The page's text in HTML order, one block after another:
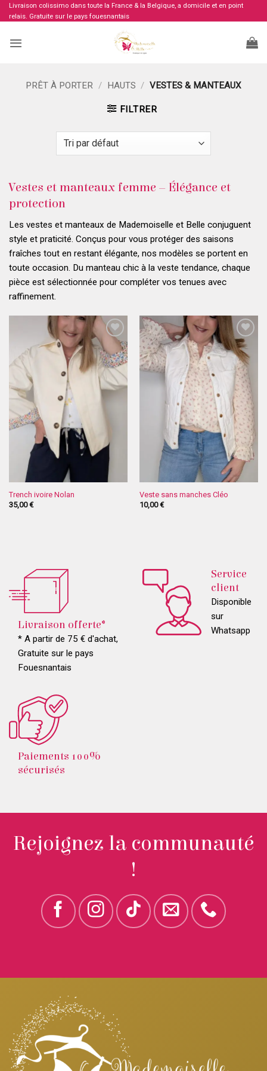
Passer
au
Livraison colissimo dans toute la France & la Belgique, a domicile et en point
relais. Gratuite sur le pays fouesnantais
PRÊT À PORTER / HAUTS / VESTES & MANTEAUX
FILTRER
Vestes et manteaux femme – Élégance et
protection
Les vestes et manteaux de Mademoiselle et Belle conjuguent
style et praticité. Conçus pour vous protéger des saisons
fraîches tout en restant élégante, nos modèles se portent en
toute occasion. Du manteau chic à la veste tendance, chaque
pièce est sélectionnée pour compléter vos tenues avec
raffinement.
Trench ivoire Nolan
35,00€
Veste sans manches Cléo
10,00€
Livraison offerte*
* A partir de 75 € d'achat,
Gratuite sur le pays
Fouesnantais
Service
client
Disponible
sur
Whatsapp
Paiements 100%
sécurisés
Rejoignez la communauté
!